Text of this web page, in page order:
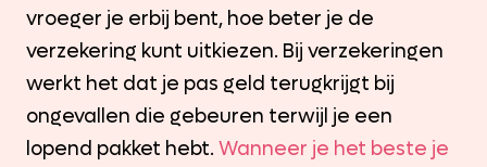
vroeger je erbij bent, hoe beter je de
verzekering kunt uitkiezen. Bij verzekeringen
werkt het dat je pas geld terugkrijgt bij
ongevallen die gebeuren terwijl je een
lopend pakket hebt. Wanneer je het beste je